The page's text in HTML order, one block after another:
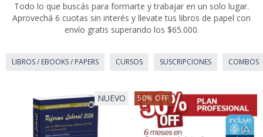
Todo lo que buscás para formarte y trabajar en un solo lugar.
Aprovechá 6 cuotas sin interés y llevate tus libros de papel con
envío gratis superando los $65.000.
LIBROS / EBOOKS / PAPERS CURSOS SUSCRIPCIONES COMBOS
NUEVO 50% OFF